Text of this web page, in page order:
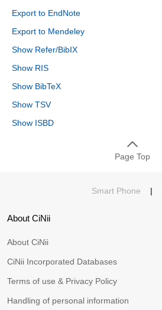
Export to EndNote
Export to Mendeley
Show Refer/BibIX
Show RIS
Show BibTeX
Show TSV
Show ISBD
Page Top
Smart Phone |
About CiNii
About CiNii
CiNii Incorporated Databases
Terms of use & Privacy Policy
Handling of personal information